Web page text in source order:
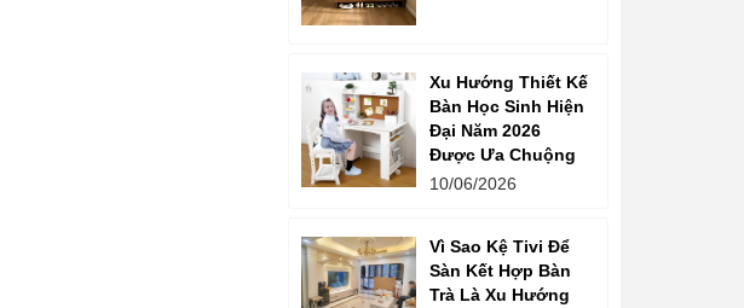
Xu Hướng Thiết Kế
Bàn Học Sinh Hiện
Đại Năm 2026
Được Ưa Chuộng
10/06/2026
Vì Sao Kệ Tivi Để
Sàn Kết Hợp Bàn
Trà Là Xu Hướng